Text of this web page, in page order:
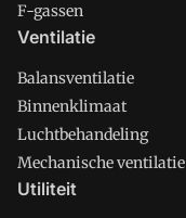
F-gassen
Ventilatie
Balansventilatie
Binnenklimaat
Luchtbehandeling
Mechanische ventilatie
Utiliteit